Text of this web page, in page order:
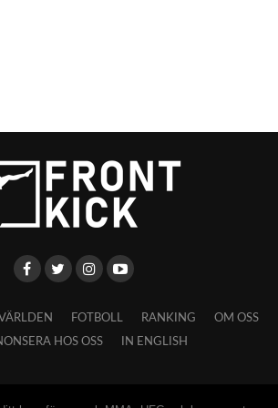
FOTBOLL RANKING OM OSS
HOS OSS IN ENGLISH